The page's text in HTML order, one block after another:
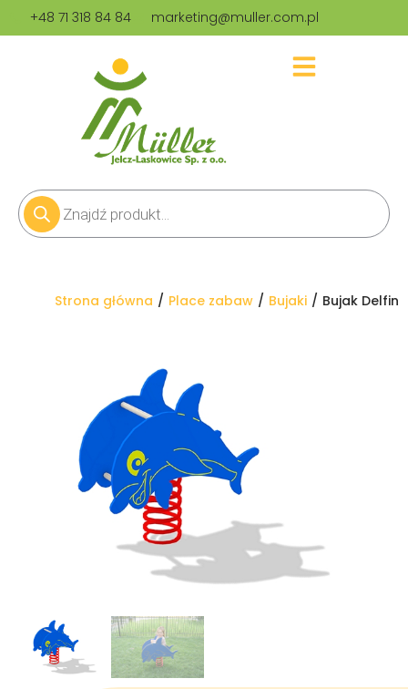
+48 71 318 84 84 marketing@muller.com.pl
Jesteś tutaj:
Strona główna Place zabaw Bujaki Bujak Delfin